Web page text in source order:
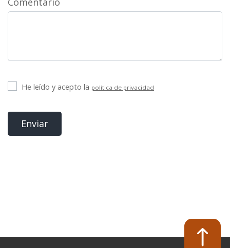
He leído y acepto la política de privacidad
Enviar